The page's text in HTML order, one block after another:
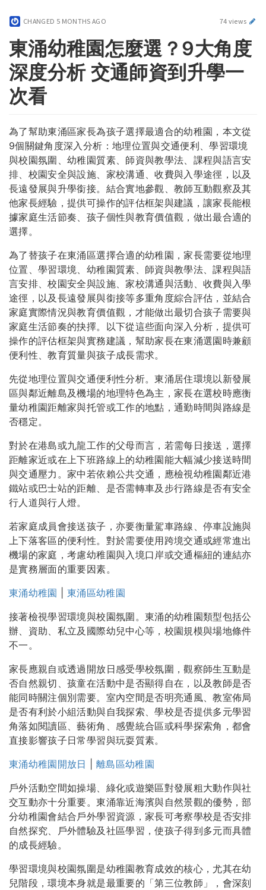
CHANGED 5 MONTHS AGO 74 views
東涌幼稚園怎麼選？9大角度
深度分析 交通師資到升學一
次看
為了幫助東涌區家長為孩子選擇最適合的幼稚園，本文從
9個關鍵角度深入分析：地理位置與交通便利、學習環境
與校園氛圍、幼稚園質素、師資與教學法、課程與語言安
排、校園安全與設施、家校溝通、收費與入學途徑，以及
長遠發展與升學銜接。結合實地參觀、教師互動觀察及其
他家長經驗，提供可操作的評估框架與建議，讓家長能根
據家庭生活節奏、孩子個性與教育價值觀，做出最合適的
選擇。
為了替孩子在東涌區選擇合適的幼稚園，家長需要從地理
位置、學習環境、幼稚園質素、師資與教學法、課程與語
言安排、校園安全與設施、家校溝通與活動、收費與入學
途徑，以及長遠發展與銜接等多重角度綜合評估，並結合
家庭實際情況與教育價值觀，才能做出最切合孩子需要與
家庭生活節奏的抉擇。以下從這些面向深入分析，提供可
操作的評估框架與實務建議，幫助家長在東涌選園時兼顧
便利性、教育質量與孩子成長需求。
先從地理位置與交通便利性分析。東涌居住環境以新發展
區與鄰近離島及機場的地理特色為主，家長在選校時應衡
量幼稚園距離家與托管或工作的地點，通勤時間與路線是
否穩定。
對於在港島或九龍工作的父母而言，若需每日接送，選擇
距離家近或在上下班路線上的幼稚園能大幅減少接送時間
與交通壓力。家中若依賴公共交通，應檢視幼稚園鄰近港
鐵站或巴士站的距離、是否需轉車及步行路線是否有安全
行人道與行人燈。
若家庭成員會接送孩子，亦要衡量駕車路線、停車設施與
上下落客區的便利性。對於需要使用跨境交通或經常進出
機場的家庭，考慮幼稚園與入境口岸或交通樞紐的連結亦
是實務層面的重要因素。
東涌幼稚園
東涌區幼稚園
接著檢視學習環境與校園氛圍。東涌的幼稚園類型包括公
辦、資助、私立及國際幼兒中心等，校園規模與場地條件
不一。
家長應親自或透過開放日感受學校氛圍，觀察師生互動是
否自然親切、孩童在活動中是否顯得自在，以及教師是否
能同時關注個別需要。室內空間是否明亮通風、教室佈局
是否有利於小組活動與自我探索、學校是否提供多元學習
角落如閱讀區、藝術角、感覺統合區或科學探索角，都會
直接影響孩子日常學習與玩耍質素。
東涌幼稚園開放日
離島區幼稚園
戶外活動空間如操場、綠化或遊樂區對發展粗大動作與社
交互動亦十分重要。東涌靠近海濱與自然景觀的優勢，部
分幼稚園會結合戶外學習資源，家長可考察學校是否安排
自然探究、戶外體驗及社區學習，使孩子得到多元而具體
的成長經驗。
學習環境與校園氛圍是幼稚園教育成效的核心，尤其在幼
兒階段，環境本身就是最重要的「第三位教師」，會深刻